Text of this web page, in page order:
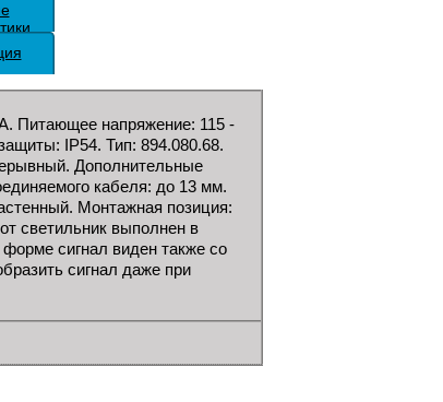
Питающее напряжение: 115 -
IP54. Тип: 894.080.68.
Дополнительные
кабеля: до 13 мм.
Монтажная позиция:
светильник выполнен в
сигнал виден также со
сигнал даже при